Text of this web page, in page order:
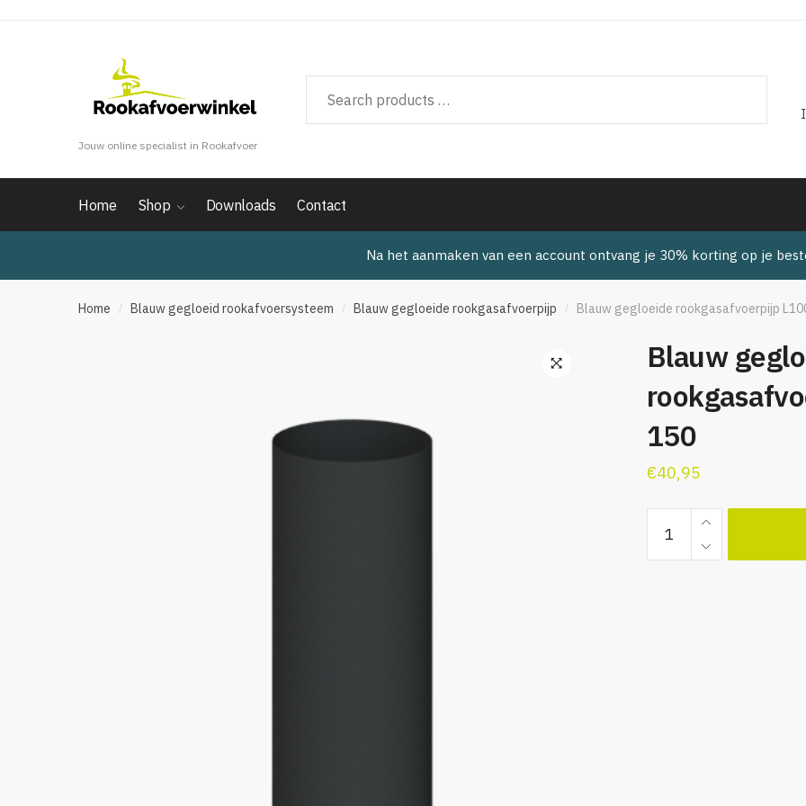
Jouw online specialist in Rookafvoer
Home Shop Downloads Contact
Na het aanmaken van een account ontvang je 30% korting op je
Home / Blauw gegloeid rookafvoersysteem / Blauw gegloeide rookgasafvoerpijp / Blauw gegloeide rookgasafvoerpijp
Blauw
150
€40,95
gegloeide
rookgasafvoerpijp